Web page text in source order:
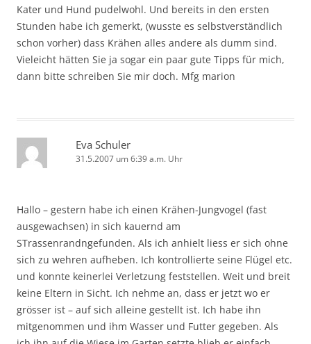
Kater und Hund pudelwohl. Und bereits in den ersten
Stunden habe ich gemerkt, (wusste es selbstverständlich
schon vorher) dass Krähen alles andere als dumm sind.
Vieleicht hätten Sie ja sogar ein paar gute Tipps für mich,
dann bitte schreiben Sie mir doch. Mfg marion
Eva Schuler
31.5.2007 um 6:39 a.m. Uhr
Hallo – gestern habe ich einen Krähen-Jungvogel (fast
ausgewachsen) in sich kauernd am
STrassenrandngefunden. Als ich anhielt liess er sich ohne
sich zu wehren aufheben. Ich kontrollierte seine Flügel etc.
und konnte keinerlei Verletzung feststellen. Weit und breit
keine Eltern in Sicht. Ich nehme an, dass er jetzt wo er
grösser ist – auf sich alleine gestellt ist. Ich habe ihn
mitgenommen und ihm Wasser und Futter gegeben. Als